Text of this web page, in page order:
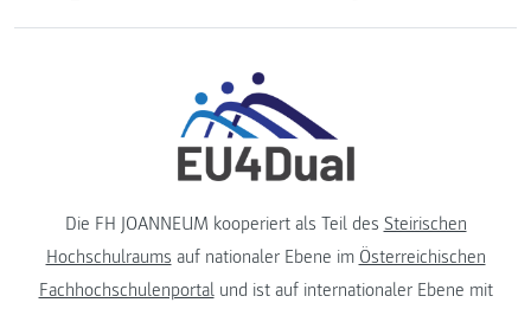
Die FH JOANNEUM kooperiert als Teil des Steirischen
Hochschulraums auf nationaler Ebene im Österreichischen
Fachhochschulenportalund ist auf internationaler Ebene mit